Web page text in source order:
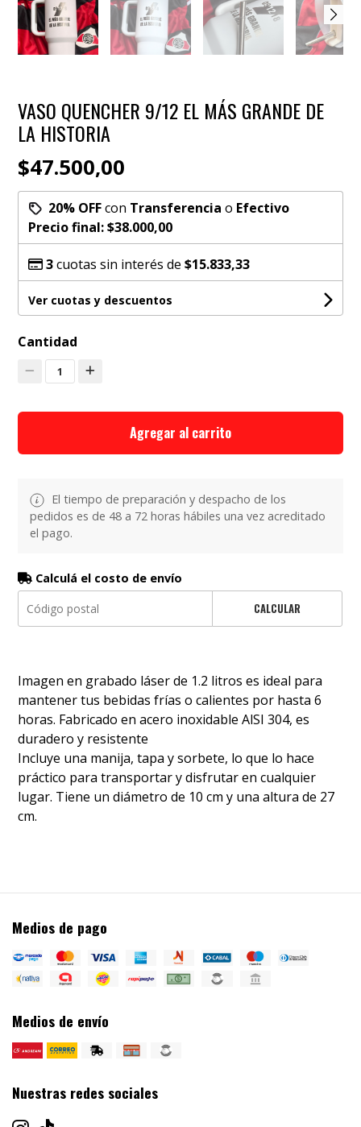
VASO QUENCHER 9/12 EL MÁS GRANDE DE
LA HISTORIA
$47.500,00
20% OFFcon Transferencia o Efectivo
Precio final:$38.000,00
3cuotas sin interés de$15.833,33
Ver cuotas y descuentos
Cantidad
1
Agregar al carrito
El tiempo de preparación y despacho de los
pedidos es de 48 a 72 horas hábiles una vez acreditado
el pago.
Calculá el costo de envío
CALCULAR
Imagen en grabado láser de 1.2 litros es ideal para
mantener tus bebidas frías o calientes por hasta 6
horas. Fabricado en acero inoxidable AlSI 304, es
duradero y resistente
Incluye una manija, tapa y sorbete, lo que lo hace
práctico para transportar y disfrutar en cualquier
lugar. Tiene un diámetro de 10 cm y una altura de 27
cm.
Medios de pago
Medios de envío
Nuestras redes sociales